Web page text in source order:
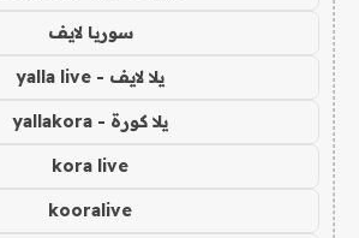
سوريا لايف
يلا لايف - yalla live
يلا كورة - yallakora
kora live
kooralive